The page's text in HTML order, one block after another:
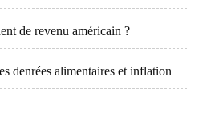
de revenu américain ?
denrées alimentaires et inflation